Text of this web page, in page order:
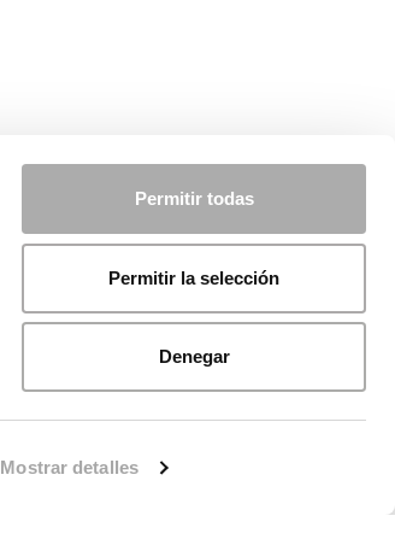
Mostrar detalles
Permitir todas
Permitir la selección
Denegar